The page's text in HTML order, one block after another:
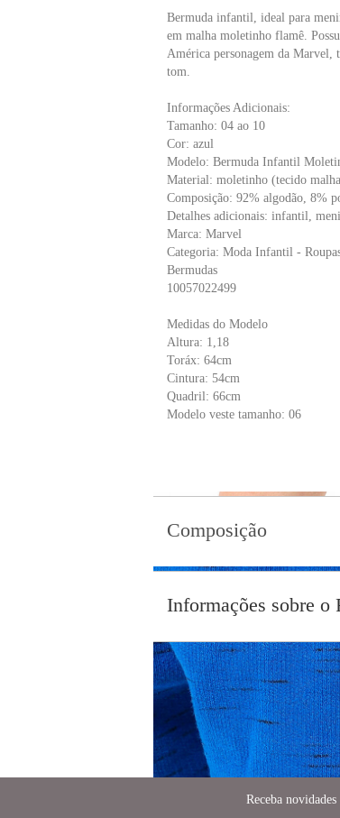
Bermuda infantil, ideal para
em malha moletinho flamê.
América personagem da Marvel,
tom.
Informações Adicionais:
Tamanho: 04 ao 10
Cor: azul
Modelo: Bermuda Infantil
Material: moletinho (tecido
Composição: 92% algodão, 8%
Detalhes adicionais: infantil,
Marca: Marvel
Categoria: Moda Infantil -
Bermudas
10057022499
Medidas do Modelo
Altura: 1,18
Toráx: 64cm
Cintura: 54cm
Quadril: 66cm
Modelo veste tamanho: 06
Composição
Informações sobre o
Receba